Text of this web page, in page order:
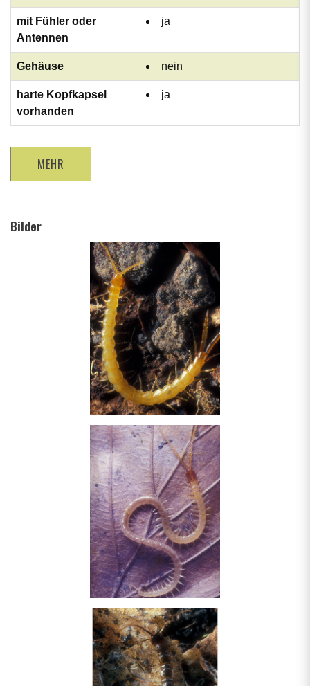
mit Fühler oder
Antennen
ja
Gehäuse nein
harte Kopfkapsel
vorhanden
ja
MEHR
Bilder